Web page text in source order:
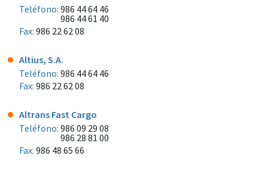
Teléfono: 986 44 64 46
986 44 61 40
Fax: 986 22 62 08
Altius, S.A.
Teléfono: 986 44 64 46
Fax: 986 22 62 08
Altrans Fast Cargo
Teléfono: 986 09 29 08
986 28 81 00
Fax: 986 48 65 66